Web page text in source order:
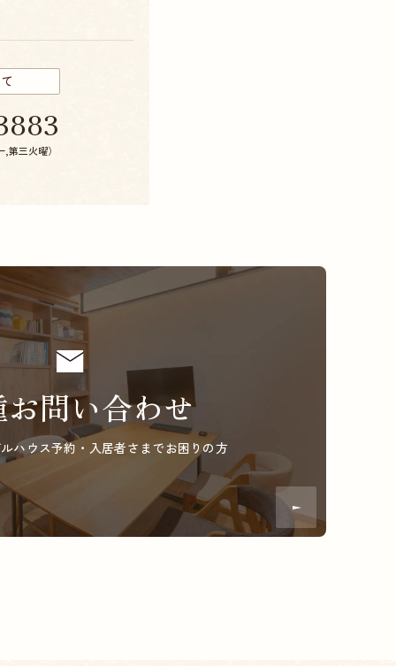
第三火曜）
問い合わせ
ハウス予約・ 入居者さまでお困りの方